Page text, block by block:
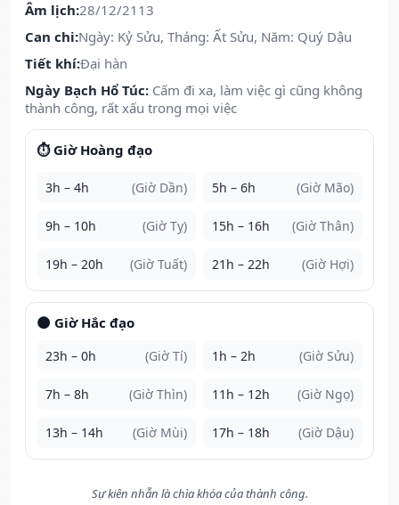
Âm lịch:28/12/2113
Can chi:Ngày: Kỷ Sửu, Tháng: Ất Sửu, Năm: Quý Dậu
Tiết khí:Đại hàn
Ngày Bạch Hổ Túc: Cấm đi xa, làm việc gì cũng không
thành công, rất xấu trong mọi việc
⏱️ Giờ Hoàng đạo
3h – 4h (Giờ Dần) 5h – 6h (Giờ Mão)
9h – 10h (Giờ Tỵ) 15h – 16h (Giờ Thân)
19h – 20h (Giờ Tuất) 21h – 22h (Giờ Hợi)
🌑 Giờ Hắc đạo
23h – 0h (Giờ Tí) 1h – 2h (Giờ Sửu)
7h – 8h (Giờ Thìn) 11h – 12h (Giờ Ngọ)
13h – 14h (Giờ Mùi) 17h – 18h (Giờ Dậu)
Sự kiên nhẫn là chìa khóa của thành công.